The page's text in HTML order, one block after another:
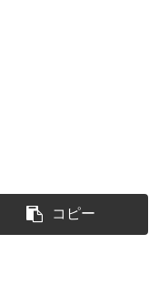
コピー